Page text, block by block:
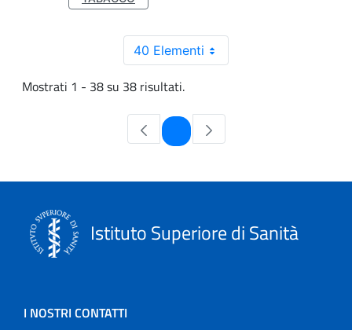
40 Elementi
Mostrati 1 - 38 su 38 risultati.
Pagina
Istituto Superiore di Sanità
I NOSTRI CONTATTI